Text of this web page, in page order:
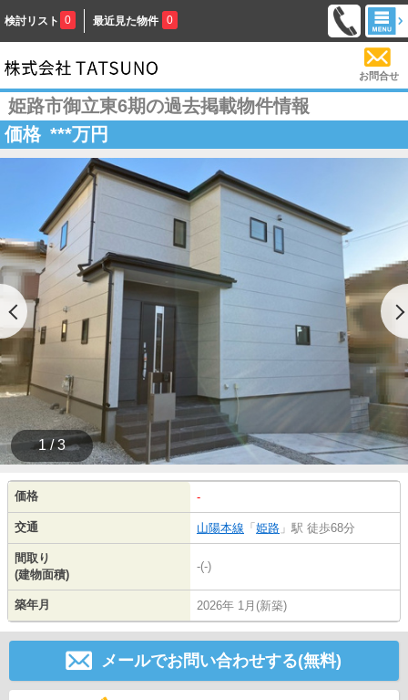
検討リスト 0 最近見た物件 0
お問合せ
姫路市御立東6期の過去掲載物件情報
価格 ***万円
1 / 3
価格 -
交通 山陽本線 「 姫路 」駅 徒歩68分
間取り
(建物面積)
-(-)
築年月 2026年 1月(新築)
メールでお問い合わせする(無料)